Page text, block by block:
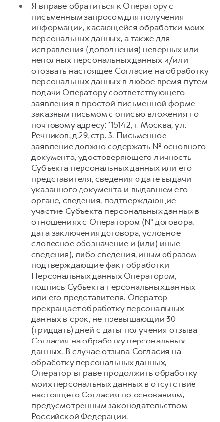
Я вправе обратиться к Оператору с
письменным запросом для получения
информации, касающейся обработки моих
персональных данных, а также для
исправления (дополнения) неверных или
неполных персональных данных и/или
отозвать настоящее Согласие на обработку
персональных данных в любое время путем
подачи Оператору соответствующего
заявления в простой письменной форме
заказным письмом с описью вложения по
почтовому адресу: 115142, г. Москва, ул.
Речников, д.29, стр. 3. Письменное
заявление должно содержать № основного
документа, удостоверяющего личность
Субъекта персональных данных или его
представителя, сведения о дате выдачи
указанного документа и выдавшем его
органе, сведения, подтверждающие
участие Субъекта персональных данных в
отношениях с Оператором (№ договора,
дата заключения договора, условное
словесное обозначение и (или) иные
сведения), либо сведения, иным образом
подтверждающие факт обработки
Персональных данных Оператором,
подпись Субъекта персональных данных
или его представителя. Оператор
прекращает обработку персональных
данных в срок, не превышающий 30
(тридцать) дней с даты получения отзыва
Согласия на обработку персональных
данных. В случае отзыва Согласия на
обработку персональных данных,
Оператор вправе продолжить обработку
моих персональных данных в отсутствие
настоящего Согласия по основаниям,
предусмотренным законодательством
Российской Федерации.